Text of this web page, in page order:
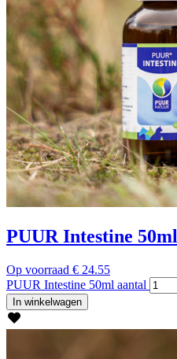
PUUR Intestine 50ml
Op voorraad € 24.55
PUUR Intestine 50ml aantal
In winkelwagen